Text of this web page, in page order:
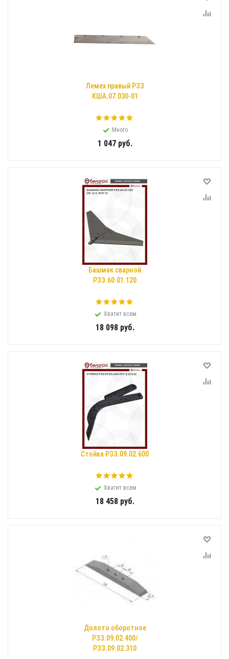
Лемех правый РЗЗ
КША.07.030-01
Много
1 047руб.
Башмак сварной
РЗЗ.60.01.120
Хватит всем
18 098руб.
Стойка РЗЗ.09.02.600
Хватит всем
18 458руб.
Долото оборотное
РЗЗ.09.02.400/
РЗЗ.09.02.310